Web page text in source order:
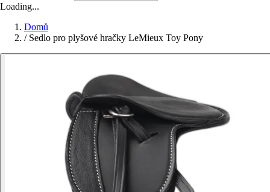
Loading...
Domů
/ Sedlo pro plyšové hračky LeMieux Toy Pony